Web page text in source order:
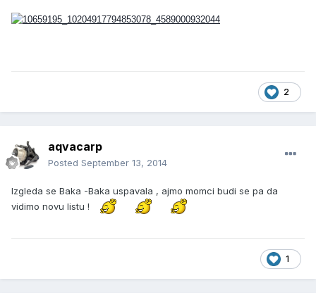
2
aqvacarp
Posted September 13, 2014
Izgleda se Baka -Baka uspavala , ajmo momci budi se pa da
vidimo novu listu !
1